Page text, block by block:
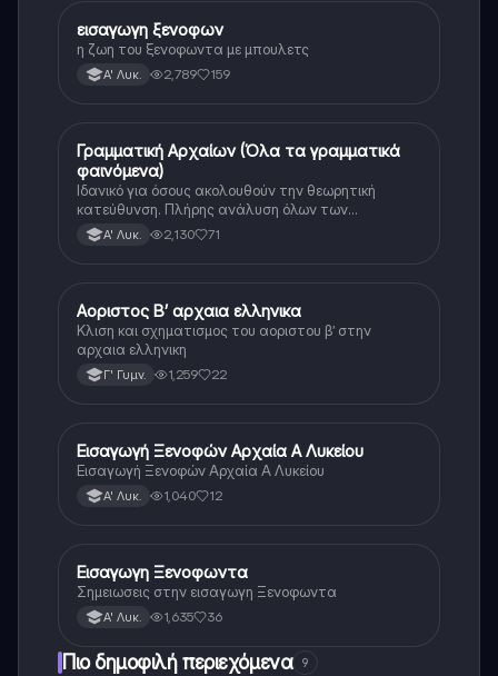
Αρχαία Ελληνικά
εισαγωγη ξενοφων
η ζωη του ξενοφωντα με μπουλετς
Α' Λυκ. 2,789 159
Αρχαία Ελληνικά
Γραμματική Αρχαίων (Όλα τα γραμματικά
φαινόμενα)
Ιδανικό για όσους ακολουθούν την θεωρητική
κατεύθυνση. Πλήρης ανάλυση όλων των
γραμματικών φαινομένων της αρχαίας Ελληνικής.
Α' Λυκ. 2,130 71
Αρχαία Ελληνικά
Αοριστος Β’ αρχαια ελληνικα
Κλιση και σχηματισμος του αοριστου β’ στην
αρχαια ελληνικη
Γ' Γυμν. 1,259 22
Αρχαία Ελληνικά
Εισαγωγή Ξενοφών Αρχαία Α Λυκείου
Εισαγωγή Ξενοφών Αρχαία Α Λυκείου
Α' Λυκ. 1,040 12
Αρχαία Ελληνικά
Εισαγωγη Ξενοφωντα
Σημειωσεις στην εισαγωγη Ξενοφωντα
Α' Λυκ. 1,635 36
Πιο δημοφιλή περιεχόμενα 9